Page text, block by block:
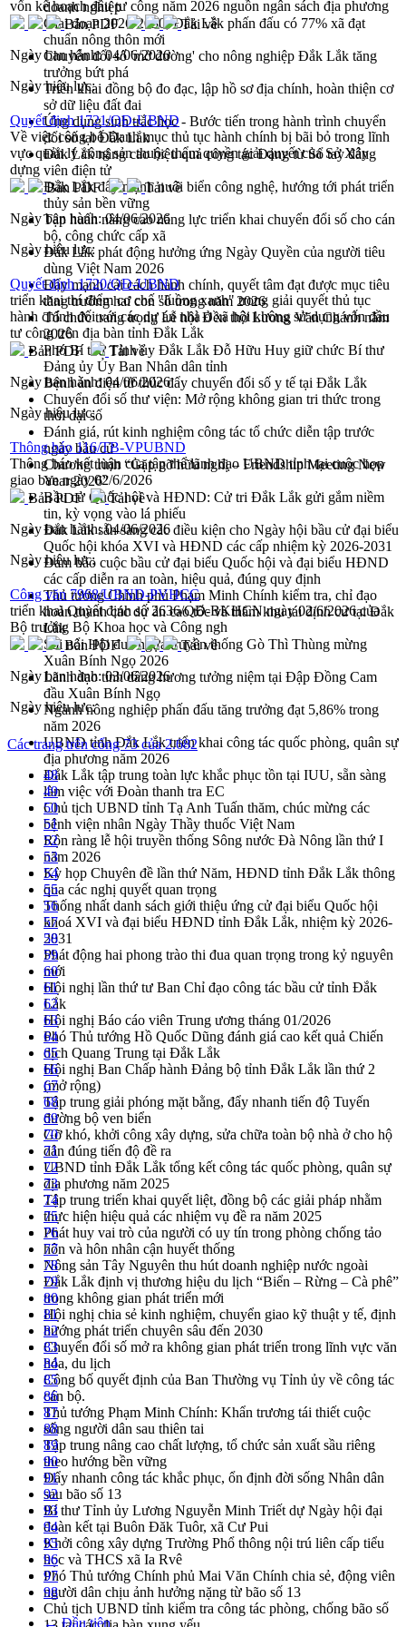
doanh nghiệp
Giai đoạn 2026-2030, Đắk Lắk phấn đấu có 77% xã đạt
chuẩn nông thôn mới
Chuyển đổi số 'mở đường' cho nông nghiệp Đắk Lắk tăng
trưởng bứt phá
Triển khai đồng bộ đo đạc, lập hồ sơ địa chính, hoàn thiện cơ
sở dữ liệu đất đai
Ứng dụng sinh trắc học - Bước tiến trong hành trình chuyển
đổi số tại Đắk Lắk
Đắk Lắk nâng cao hiệu quả công tác Đảng từ Sổ tay đảng
viên điện tử
Đắk Lắk đẩy mạnh nuôi biển công nghệ, hướng tới phát triển
thủy sản bền vững
Tập huấn nâng cao năng lực triển khai chuyển đổi số cho cán
bộ, công chức cấp xã
Đắk Lắk phát động hưởng ứng Ngày Quyền của người tiêu
dùng Việt Nam 2026
Đẩy mạnh cải cách hành chính, quyết tâm đạt được mục tiêu
tăng trưởng hai con số trong năm 2026
Tổ chức trang trọng Lễ hội Đền thờ Lương Văn Chánh năm
2026
Phó Bí thư Tỉnh ủy Đắk Lắk Đỗ Hữu Huy giữ chức Bí thư
Đảng ủy Ủy Ban Nhân dân tỉnh
Bệnh án điện tử thúc đẩy chuyển đổi số y tế tại Đắk Lắk
Chuyển đổi số thư viện: Mở rộng không gian tri thức trong
thời đại số
Đánh giá, rút kinh nghiệm công tác tổ chức diễn tập trước
ngày bầu cử
Chương trình “Gặp gỡ hữu nghị – Friendship Meeting New
Year 2026”
Bầu cử Quốc hội và HĐND: Cử tri Đắk Lắk gửi gắm niềm
tin, kỳ vọng vào lá phiếu
Đắk Lắk sẵn sàng các điều kiện cho Ngày hội bầu cử đại biểu
Quốc hội khóa XVI và HĐND các cấp nhiệm kỳ 2026-2031
Đảm bảo cuộc bầu cử đại biểu Quốc hội và đại biểu HĐND
các cấp diễn ra an toàn, hiệu quả, đúng quy định
Thủ tướng Chính phủ Phạm Minh Chính kiểm tra, chỉ đạo
hoàn thành các dự án cao tốc và thăm khu tái định cư tại Đắk
Lắk
Sôi nổi Hội đua ngựa truyền thống Gò Thì Thùng mừng
Xuân Bính Ngọ 2026
Lãnh đạo tỉnh dâng hương tưởng niệm tại Đập Đồng Cam
đầu Xuân Bính Ngọ
Ngành nông nghiệp phấn đấu tăng trưởng đạt 5,86% trong
năm 2026
UBND tỉnh Đắk Lắk triển khai công tác quốc phòng, quân sự
địa phương năm 2026
Đắk Lắk tập trung toàn lực khắc phục tồn tại IUU, sẵn sàng
làm việc với Đoàn thanh tra EC
Chủ tịch UBND tỉnh Tạ Anh Tuấn thăm, chúc mừng các
bệnh viện nhân Ngày Thầy thuốc Việt Nam
Rộn ràng lễ hội truyền thống Sông nước Đà Nông lần thứ I
năm 2026
Kỳ họp Chuyên đề lần thứ Năm, HĐND tỉnh Đắk Lắk thông
qua các nghị quyết quan trọng
Thống nhất danh sách giới thiệu ứng cử đại biểu Quốc hội
khoá XVI và đại biểu HĐND tỉnh Đắk Lắk, nhiệm kỳ 2026-
2031
Phát động hai phong trào thi đua quan trọng trong kỷ nguyên
mới
Hội nghị lần thứ tư Ban Chỉ đạo công tác bầu cử tỉnh Đắk
Lắk
Hội nghị Báo cáo viên Trung ương tháng 01/2026
Phó Thủ tướng Hồ Quốc Dũng đánh giá cao kết quả Chiến
dịch Quang Trung tại Đắk Lắk
Hội nghị Ban Chấp hành Đảng bộ tỉnh Đắk Lắk lần thứ 2
(mở rộng)
Tập trung giải phóng mặt bằng, đẩy nhanh tiến độ Tuyến
đường bộ ven biển
Gỡ khó, khởi công xây dựng, sửa chữa toàn bộ nhà ở cho hộ
dân đúng tiến độ đề ra
UBND tỉnh Đắk Lắk tổng kết công tác quốc phòng, quân sự
địa phương năm 2025
Tập trung triển khai quyết liệt, đồng bộ các giải pháp nhằm
thực hiện hiệu quả các nhiệm vụ đề ra năm 2025
Phát huy vai trò của người có uy tín trong phòng chống tảo
hôn và hôn nhân cận huyết thống
Nông sản Tây Nguyên thu hút doanh nghiệp nước ngoài
Đắk Lắk định vị thương hiệu du lịch “Biển – Rừng – Cà phê”
trong không gian phát triển mới
Hội nghị chia sẻ kinh nghiệm, chuyển giao kỹ thuật y tế, định
hướng phát triển chuyên sâu đến 2030
Chuyển đổi số mở ra không gian phát triển trong lĩnh vực văn
hóa, du lịch
Công bố quyết định của Ban Thường vụ Tỉnh ủy về công tác
cán bộ.
Thủ tướng Phạm Minh Chính: Khẩn trương tái thiết cuộc
sống người dân sau thiên tai
Tập trung nâng cao chất lượng, tổ chức sản xuất sầu riêng
theo hướng bền vững
Đẩy nhanh công tác khắc phục, ổn định đời sống Nhân dân
sau bão số 13
Bí thư Tỉnh ủy Lương Nguyễn Minh Triết dự Ngày hội đại
đoàn kết tại Buôn Đăk Tuôr, xã Cư Pui
Khởi công xây dựng Trường Phổ thông nội trú liên cấp tiểu
học và THCS xã Ia Rvê
Phó Thủ tướng Chính phủ Mai Văn Chính chia sẻ, động viên
người dân chịu ảnh hưởng nặng từ bão số 13
Chủ tịch UBND tỉnh kiểm tra công tác phòng, chống bão số
vốn kế hoạch đầu tư công năm 2026 nguồn ngân sách địa phương
Bản PDF
Tải về
Ngày ban hành:04/06/2026
Ngày hiệu lực:
Quyết định 1721/QĐ-UBND
Về việc công bố Danh mục thủ tục hành chính bị bãi bỏ trong lĩnh
vực quản lý công sản thuộc thẩm quyền giải quyết của Sở Xây
dựng
Bản PDF
Tải về
Ngày ban hành:04/06/2026
Ngày hiệu lực:
Quyết định 1720/QĐ-UBND
triển khai thí điểm cơ chế "luồng xanh" trong giải quyết thủ tục
hành chính đối với các dự án nhà ở xã hội không sử dụng vốn đầu
tư công trên địa bàn tỉnh Đắk Lắk
Bản PDF
Tải về
Ngày ban hành:04/06/2026
Ngày hiệu lực:
Thông báo 116/TB-VPUBND
Thông báo kết luận của tập thể lãnh đạo UBND tỉnh tại cuộc họp
giao ban ngày 02/6/2026
Bản PDF
Tải về
Ngày ban hành:04/06/2026
Ngày hiệu lực:
Công văn 7968/UBND-PVHCC
triển khai Quyết định số 2636/QĐ-BKHCN ngày 02/6/2026 của
Bộ trưởng Bộ Khoa học và Công ngh
Bản PDF
Tải về
Ngày ban hành:03/06/2026
Ngày hiệu lực:
Các trang trên cổng 73 của 2.682
48
49
50
51
52
53
54
55
56
57
58
59
60
61
62
63
64
65
66
67
68
69
70
71
72
73
74
75
76
77
78
79
80
81
82
83
84
85
86
87
88
89
90
91
92
93
94
95
96
97
98
← Đầu tiên